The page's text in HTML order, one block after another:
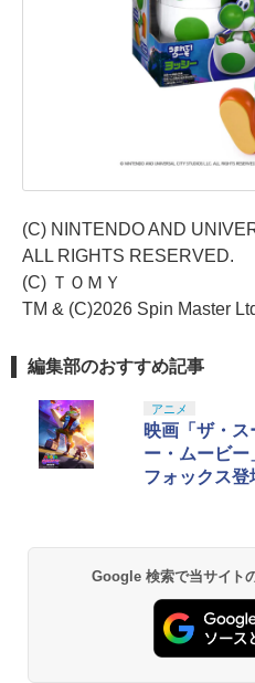
(C) NINTENDO AND
ALL RIGHTS RESERVED.
(C) ＴＯＭＹ
TM & (C)2026 Spin Master
編集部のおすすめ記事
アニメ
映画「ザ・
ー・ムービー
フォックス登
Google 検索で当サイト